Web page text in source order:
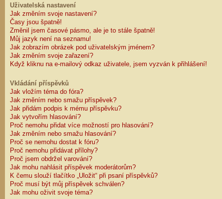
Uživatelská nastavení
Jak změním svoje nastavení?
Časy jsou špatně!
Změnil jsem časové pásmo, ale je to stále špatně!
Můj jazyk není na seznamu!
Jak zobrazím obrázek pod uživatelským jménem?
Jak změním svoje zařazení?
Když kliknu na e-mailový odkaz uživatele, jsem vyzván k přihlášení!
Vkládání příspěvků
Jak vložím téma do fóra?
Jak změním nebo smažu příspěvek?
Jak přidám podpis k mému příspěvku?
Jak vytvořím hlasování?
Proč nemohu přidat více možností pro hlasování?
Jak změním nebo smažu hlasování?
Proč se nemohu dostat k fóru?
Proč nemohu přidávat přílohy?
Proč jsem obdržel varování?
Jak mohu nahlásit příspěvek moderátorům?
K čemu slouží tlačítko „Uložit“ při psaní příspěvků?
Proč musí být můj příspěvek schválen?
Jak mohu oživit svoje téma?